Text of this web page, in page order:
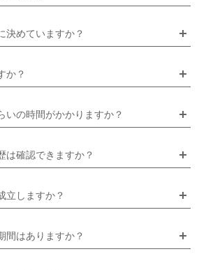
決めていますか？
か？
いの時間がかかりますか？
は確認できますか？
立しますか？
間はありますか？